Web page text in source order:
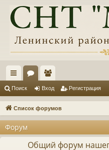
с
ы
и
ум
ол
ьз
ат
ел
Поиск Вход Регистрация
Список форумов
Форум
Общий форум